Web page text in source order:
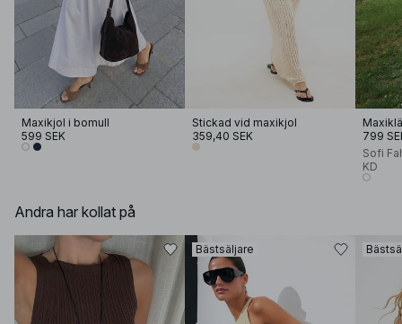
Maxikjol i bomull
599 SEK
Stickad vid maxikjol
359,40 SEK
799
Sofi
KD
Andra har kollat på
Bästsäljare